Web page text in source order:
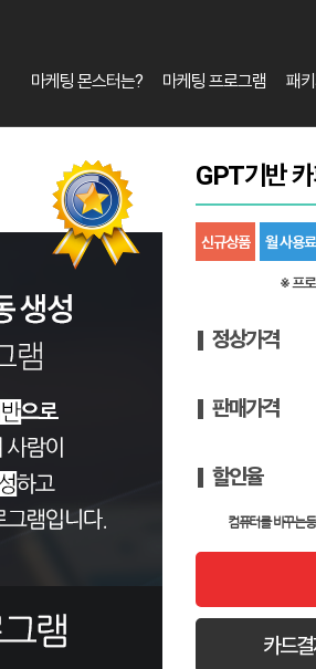
마케팅 몬스터는? 마케팅 프로그램 패
GPT기반
신규상품 월 사용
※ 프
정상가격
판매가격
할인율
컴퓨터를 바꾸는
카드결